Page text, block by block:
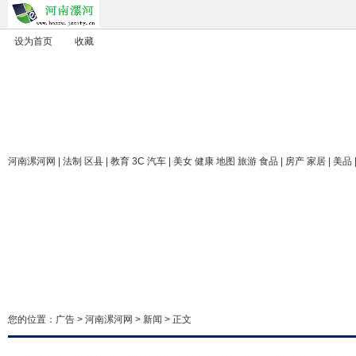
设为首页 收藏
河南漯河网 | 法制 区县 | 教育 3C 汽车 | 美女 健康 地图 旅游 食品 | 房产 家居 | 美品
您的位置： 广告 > 河南漯河网 > 新闻 > 正文